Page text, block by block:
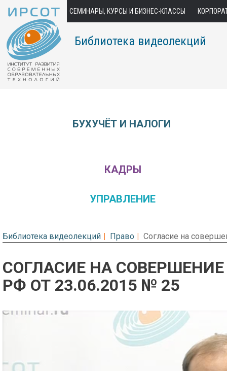
СЕМИНАРЫ, КУРСЫ И БИЗНЕС-КЛАССЫ
Библиотека видеолекций
БУХУЧЁТ И НАЛОГИ
КАДРЫ
УПРАВЛЕНИЕ
Библиотека видеолекций Право Согласие на
СОГЛАСИЕ НА
РФ ОТ 23.06.2015 № 25
Предварительный просмотр.